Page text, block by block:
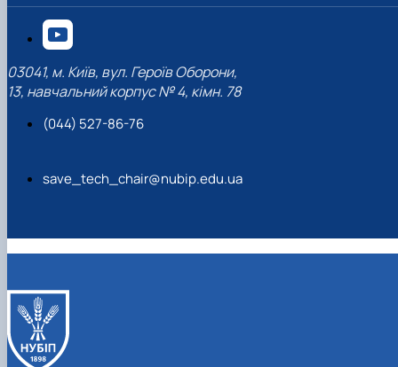
03041, м. Київ, вул. Героїв Оборони,
13, навчальний корпус № 4, кімн. 78
(044) 527-86-76
save_tech_chair@nubip.edu.ua